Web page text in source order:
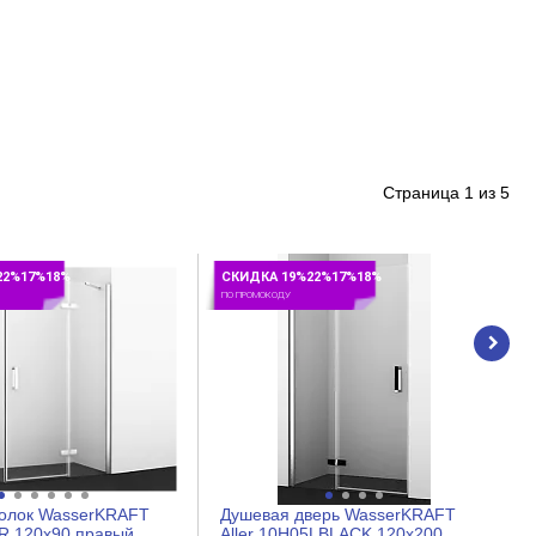
Страница 1 из 5
WasserKRAFT
СКИДКА 19%22%17%18%
ПО ПРОМОКОДУ
Душевая дверь WasserKRAFT